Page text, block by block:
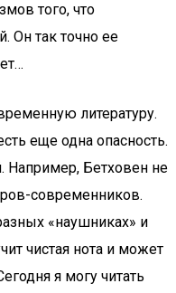
того, что
Он так точно ее
литературу.
еще одна опасность.
Например, Бетховен не
современников.
«наушниках» и
чистая нота и может
я могу читать